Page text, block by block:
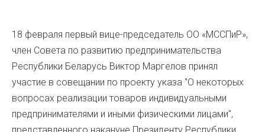
18 февраля первый вице-председатель ОО «МССПиР»,
член Совета по развитию предпринимательства
Республики Беларусь Виктор Маргелов принял
участие в совещании по проекту указа "О некоторых
вопросах реализации товаров индивидуальными
предпринимателями и иными физическими лицами",